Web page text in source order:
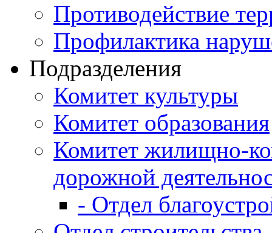
Противодействие
Профилактика
Подразделения
Комитет культуры
Комитет образования
Комитет жилищно-
дорожной
- Отдел